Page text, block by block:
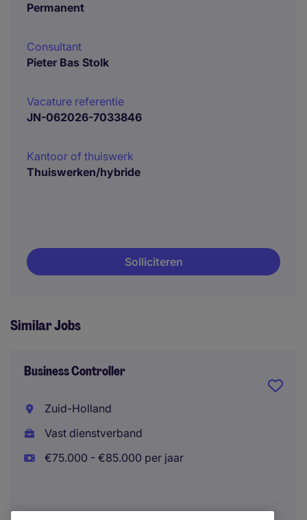
Permanent
Consultant
Pieter Bas Stolk
Vacature referentie
JN-062026-7033846
Kantoor of thuiswerk
Thuiswerken/hybride
Solliciteren
Similar Jobs
Business Controller
Zuid-Holland
Vast dienstverband
€75.000 - €85.000 per jaar